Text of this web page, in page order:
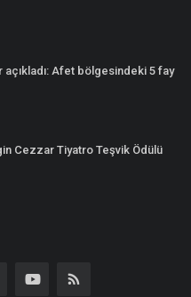
Afet bölgesindeki 5 fay
Cezzar Tiyatro Teşvik Ödülü